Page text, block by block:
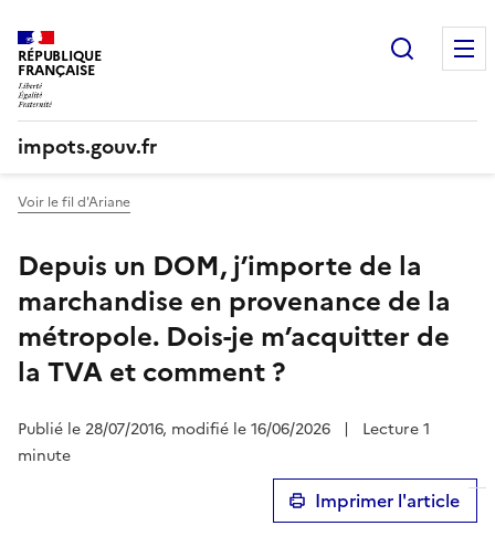
RÉPUBLIQUE
FRANÇAISE
impots.gouv.fr
Voir le fil d'Ariane
Depuis un DOM, j’importe de la
marchandise en provenance de la
métropole. Dois-je m’acquitter de
la TVA et comment ?
Publié le 28/07/2016, modifié le 16/06/2026 |
Lecture 1
minute
Imprimer l'article